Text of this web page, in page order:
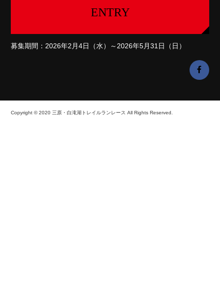
ENTRY
募集期間：2026年2月4日（水）～2026年5月31日（日）
Copyright © 2020 三原・白滝湖トレイルランレース All Rights Reserved.